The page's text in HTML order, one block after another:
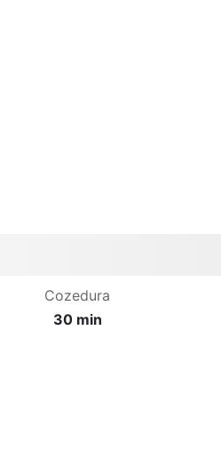
Cozedura
30 min